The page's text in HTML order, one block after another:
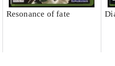
Resonance of fate